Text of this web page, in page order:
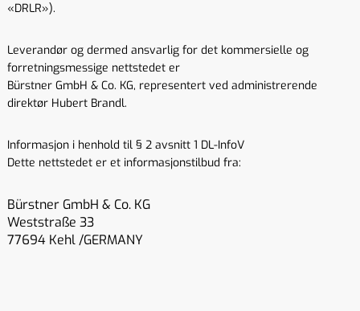
«DRLR»).
Leverandør og dermed ansvarlig for det kommersielle og
forretningsmessige nettstedet er
Bürstner GmbH & Co. KG, representert ved administrerende
direktør Hubert Brandl.
Informasjon i henhold til § 2 avsnitt 1 DL-InfoV
Dette nettstedet er et informasjonstilbud fra:
Bürstner GmbH & Co. KG
Weststraße 33
77694 Kehl /GERMANY